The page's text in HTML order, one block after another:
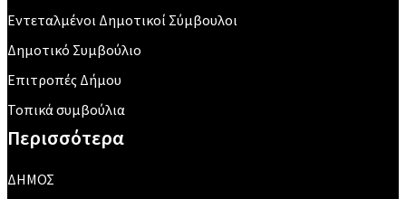
Εντεταλμένοι Δημοτικοί Σύμβουλοι
Δημοτικό Συμβούλιο
Επιτροπές Δήμου
Τοπικά συμβούλια
Περισσότερα
ΔΗΜΟΣ